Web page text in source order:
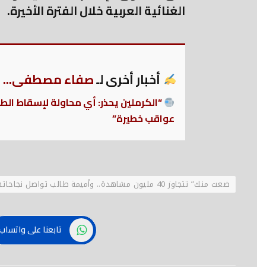
الغنائية العربية خلال الفترة الأخيرة.
أخبار أخرى لـصفاء مصطفى...
“الكرملين يحذر: أي محاولة لإسقاط
عواقب خطيرة”
ضعت منك” تتجاوز 40 مليون مشاهدة.. وأميمة طالب تواصل نجاحاتها الفنية وحضورها الجماهيري
تابعنا على